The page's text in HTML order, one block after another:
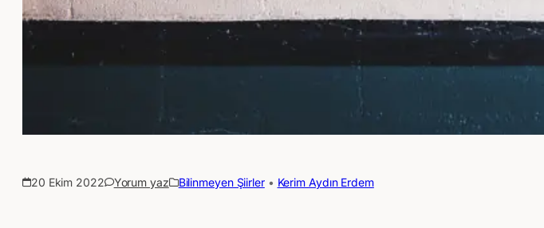
20 Ekim 2022 Yorum yaz Bilinmeyen Şiirler • Kerim Aydın Erdem